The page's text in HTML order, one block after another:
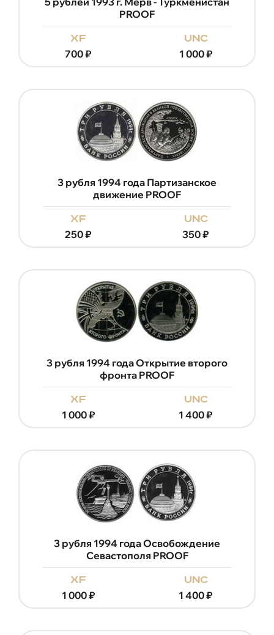
PROOF
xf
700₽
unc
1 000₽
3 рубля 1994 года Партизанское
движение PROOF
xf
250₽
unc
350₽
3 рубля 1994 года Открытие второго
фронта PROOF
xf
1 000₽
unc
1 400₽
3 рубля 1994 года Освобождение
Севастополя PROOF
xf
1 000₽
unc
1 400₽